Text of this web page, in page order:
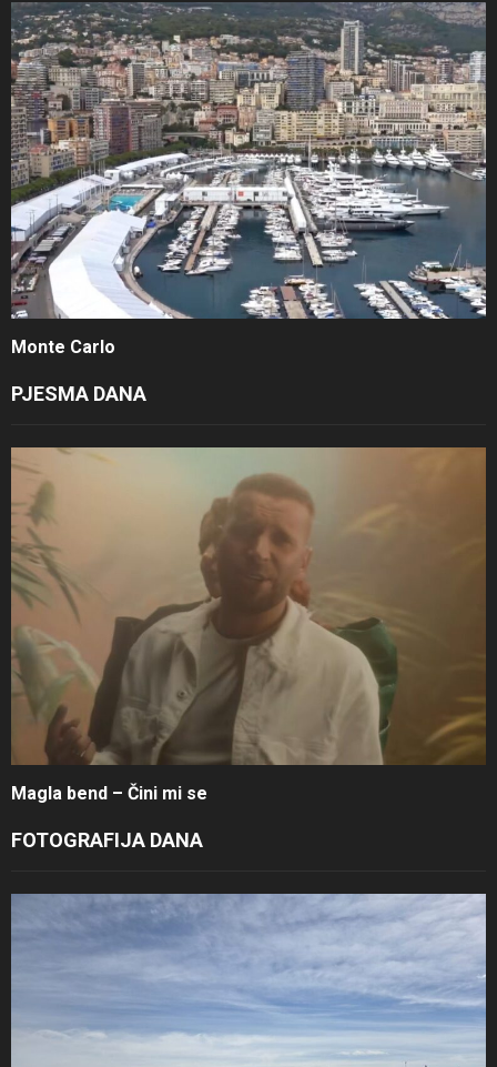
Monte Carlo
PJESMA DANA
Magla bend – Čini mi se
FOTOGRAFIJA DANA